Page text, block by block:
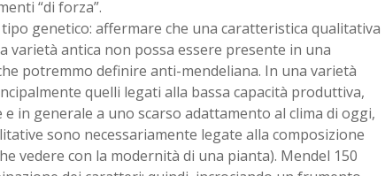
“di forza”.
genetico: affermare che una caratteristica qualitativa
antica non possa essere presente in una
potremmo definire anti-mendeliana. In una varietà
quelli legati alla bassa capacità produttiva,
in generale a uno scarso adattamento al clima di oggi,
sono necessariamente legate alla composizione
vedere con la modernità di una pianta). Mendel 150